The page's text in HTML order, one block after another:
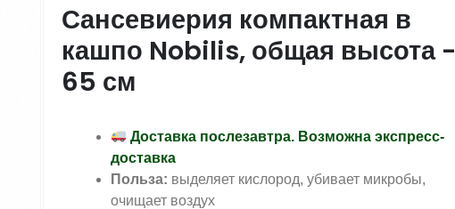
Сансевиерия компактная в
кашпо Nobilis, общая высота -
65 см
Доставка послезавтра. Возможна экспресс-
доставка
Польза: выделяет кислород, убивает микробы,
очищает воздух